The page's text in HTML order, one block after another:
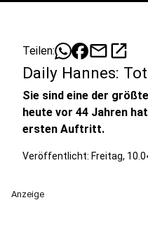
Teilen: mailopen_in_new
Daily Hannes:
Sie sind eine der
heute vor 44 Jahren
ersten Auftritt.
Veröffentlicht: Freitag,
Anzeige